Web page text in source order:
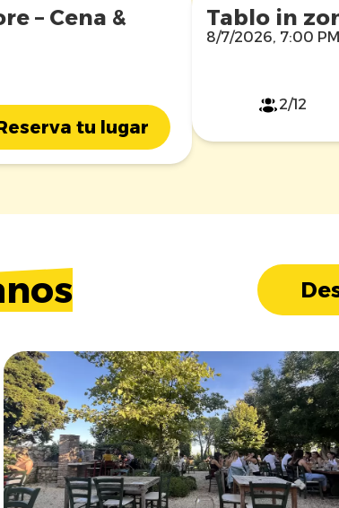
– Cena &
tu lugar
Tablo in
8/7/2026, 7:00 PM
2/12